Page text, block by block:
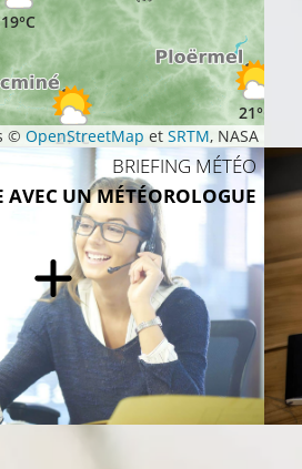
21°C
21°C
19°C
24°C
24°C
© OpenStreetMap et SRTM, NASA
BRIEFING MÉTÉO
AVEC UN MÉTÉOROLOGUE